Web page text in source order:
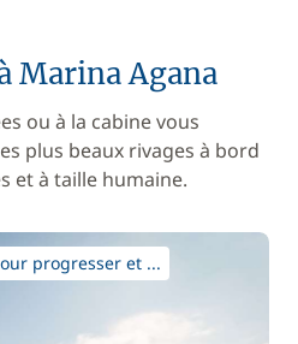
Marina Agana
ou à la cabine vous
plus beaux rivages à bord
et à taille humaine.
progresser et ...